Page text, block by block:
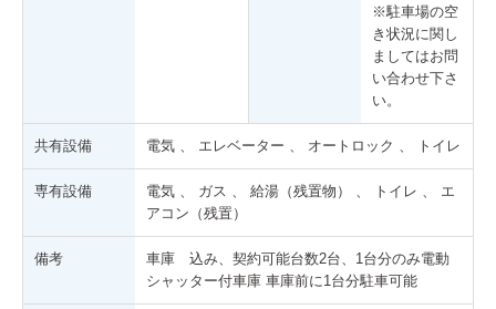
※駐車場の空
き状況に関し
ましてはお問
い合わせ下さ
い。
共有設備 電気 、 エレベーター 、 オートロック 、 トイレ
専有設備
電気 、 ガス 、 給湯（残置物） 、 トイレ 、 エ
アコン（残置）
備考
車庫 込み、契約可能台数2台、1台分のみ電動
シャッター付車庫 車庫前に1台分駐車可能